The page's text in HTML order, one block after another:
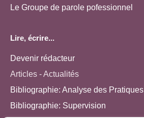
Le Groupe de parole pofessionnel
Lire, écrire...
Devenir rédacteur
Articles - Actualités
Bibliographie: Analyse des Pratiques
Bibliographie: Supervision